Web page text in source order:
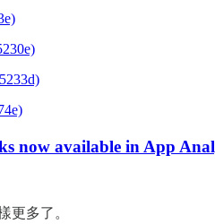
now available in App
更多了。